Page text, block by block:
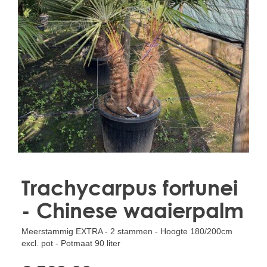
Treesafe
VORSTBESCHERMINGVOORBOMEN.NL
WINTERSCHUTZFUERBAEUME.DE
FROSTPROTECTIONFORTREES.CO.UK
Terracotta
TERRACOTTA.NL
TERRACOTTA.BE
TERRAKOTTA.DE
Trachycarpus fortunei
- Chinese waaierpalm
Meerstammig EXTRA - 2 stammen - Hoogte 180/200cm
excl. pot - Potmaat 90 liter